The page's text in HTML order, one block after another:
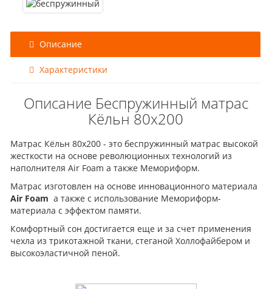
Описание
Характеристики
Описание Беспружинный матрас
Кёльн 80x200
Матрас Кёльн 80x200 - это беспружинный матрас высокой
жесткости на основе революционных технологий из
наполнителя Air Foam а также Мемориформ.
Матрас изготовлен на основе инновационного материала
Air Foam а также с использование Мемориформ-
материала с эффектом памяти.
Комфортный сон достигается еще и за счет применения
чехла из трикотажной ткани, стеганой Холлофайбером и
высокоэластичной пеной.